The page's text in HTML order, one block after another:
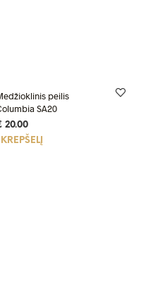
peilis
SA20
20.00
Į KREPŠELĮ